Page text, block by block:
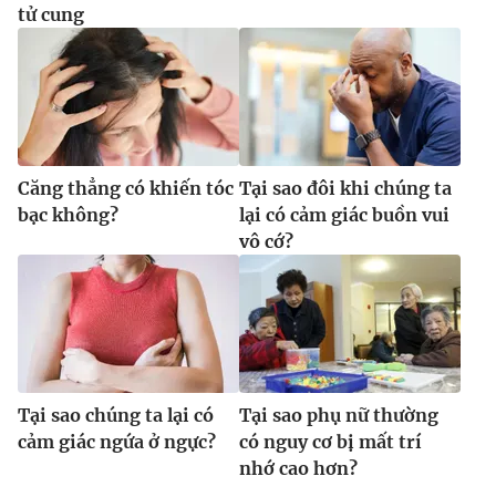
tử cung
Căng thẳng có khiến tóc
bạc không?
Tại sao đôi khi chúng ta
lại có cảm giác buồn vui
vô cớ?
Tại sao chúng ta lại có
cảm giác ngứa ở ngực?
Tại sao phụ nữ thường
có nguy cơ bị mất trí
nhớ cao hơn?